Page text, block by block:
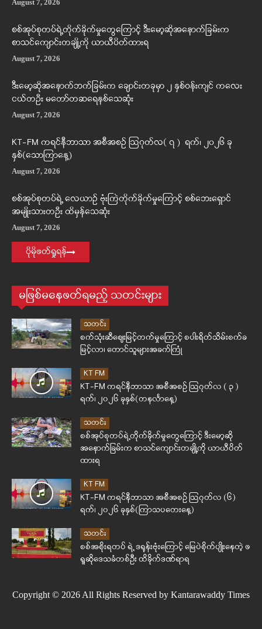
August 7, 2026
စစ်အုပ်စုတပ်ရဲ့တိုက်ခိုက်မှုတွေကြောင့် ဒီးမော့ဆိုအနောက်ခြမ်းက
စာသင်ကျောင်းတချို့ကို ယာယီပိတ်ထားရ
August 7, 2026
ဒီးမော့ဆိုအနောက်ဘက်ခြမ်းက ချောင်းတခုမှာ ၂ နှစ်ဝန်းကျင် ကလေး
ငယ်တဦး မတော်တဆရေနစ်သေဆုံး
August 7, 2026
KT-FM ကရင်နီဘာသာ အစီအစဉ် ဩဂုတ်လ( ၇ ) ရက်၊ ၂၀၂၆ ခု
နှစ်(သောကြာနေ့)
August 7, 2026
စစ်အုပ်စုတပ်ရဲ့ လေယာဉ် ဗုံးကြဲတိုက်ခိုက်မှုကြောင့် စစ်ဘေးရှောင်
အမျိုးသားတဦး ထိမှန်သေဆုံး
August 7, 2026
ပိုမိုဖတ်ရှုရန်
မဖြစ်မနေဖတ်ရမည့် သတင်းများ
သတင်း
စက်သုံးဆီဈေးမြင့်တက်မှုကြောင့် စပါးရိတ်သိမ်းစက်ခ
မြင့်လာ၊ တောင်သူများအခက်ကြုံ
KT FM
KT-FM ကရင်နီဘာသာ အစီအစဉ် ဩဂုတ်လ ( ၃ )
ရက်၊ ၂၀၂၆ ခုနှစ်(တနင်္လာနေ့)
သတင်း
စစ်အုပ်စုတပ်ရဲ့တိုက်ခိုက်မှုတွေကြောင့် ဒီးမော့ဆို
အနောက်ခြမ်းက စာသင်ကျောင်းတချို့ကို ယာယီပိတ်
ထားရ
KT FM
KT-FM ကရင်နီဘာသာ အစီအစဉ် ဩဂုတ်လ (၆)
ရက်၊ ၂၀၂၆ ခုနှစ်(ကြာသပတေးနေ့)
သတင်း
စစ်အစိုးရတပ် ရဲ့ ဒရုန်းဗုံးကြောင့် မြေပဲစိုက်ပျိုးနေတဲ့ ဖ
ရူဆိုဒေသခံတစ်ဦး ထိခိုက်ဒဏ်ရာရ
Copyright © 2026 All Rights Reserved by Kantarawaddy Times